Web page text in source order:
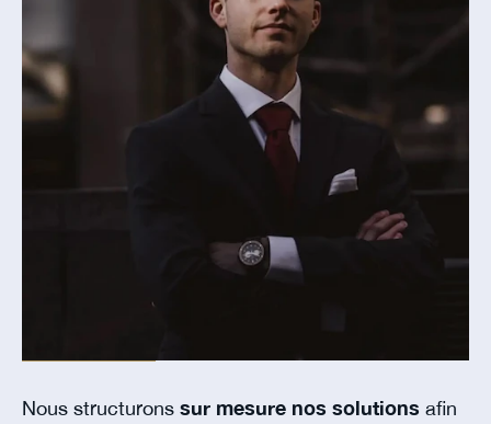
Nous structurons sur mesure nos solutions afin